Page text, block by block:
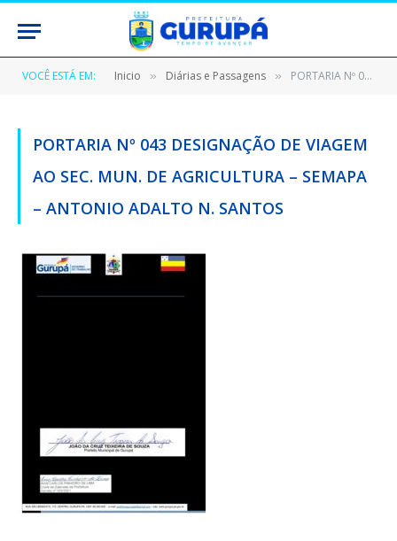
VOCÊ ESTÁ EM: Inicio » Diárias e Passagens » PORTARIA Nº 043 DESIGNAÇÃO DE VIAGEM AO SEC. MUN. DE AGRICULTURA – SEMAPA – ANTONIO ADALTO N. SANTOS
PORTARIA Nº 043 DESIGNAÇÃO DE VIAGEM
AO SEC. MUN. DE AGRICULTURA – SEMAPA
– ANTONIO ADALTO N. SANTOS